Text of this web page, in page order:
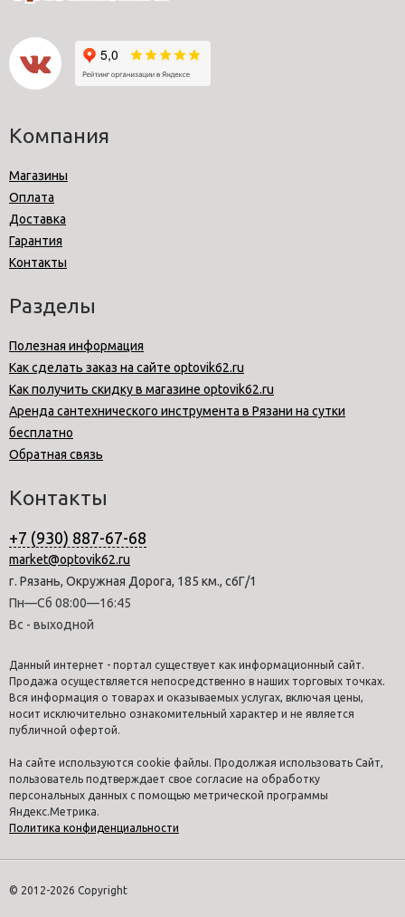
Компания
Магазины
Оплата
Доставка
Гарантия
Контакты
Разделы
Полезная информация
Как сделать заказ на сайте optovik62.ru
Как получить скидку в магазине optovik62.ru
Аренда сантехнического инструмента в Рязани на сутки
бесплатно
Обратная связь
Контакты
+7 (930) 887-67-68
market@optovik62.ru
г. Рязань, Окружная Дорога, 185 км., с6Г/1
Пн—Сб 08:00—16:45
Вс - выходной
Данный интернет - портал существует как информационный сайт.
Продажа осуществляется непосредственно в наших торговых точках.
Вся информация о товарах и оказываемых услугах, включая цены,
носит исключительно ознакомительный характер и не является
публичной офертой.
На сайте используются cookie файлы. Продолжая использовать Сайт,
пользователь подтверждает свое согласие на обработку
персональных данных с помощью метрической программы
Яндекс.Метрика.
Политика конфиденциальности
© 2012-2026 Copyright